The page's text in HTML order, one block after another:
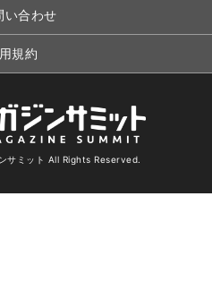
い合わせ
規約
ミット All Rights Reserved.